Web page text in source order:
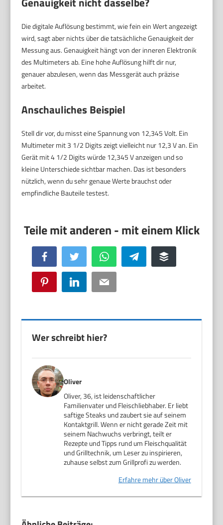
Die digitale Auflösung bestimmt, wie fein ein Wert angezeigt
wird, sagt aber nichts über die tatsächliche Genauigkeit der
Messung aus. Genauigkeit hängt von der inneren Elektronik
des Multimeters ab. Eine hohe Auflösung hilft dir nur,
genauer abzulesen, wenn das Messgerät auch präzise
arbeitet.
Anschauliches Beispiel
Stell dir vor, du misst eine Spannung von 12,345 Volt. Ein
Multimeter mit 3 1/2 Digits zeigt vielleicht nur 12,3 V an. Ein
Gerät mit 4 1/2 Digits würde 12,345 V anzeigen und so
kleine Unterschiede sichtbar machen. Das ist besonders
nützlich, wenn du sehr genaue Werte brauchst oder
empfindliche Bauteile testest.
Facebook Twitter WhatsApp Telegram Buffer
Pinterest LinkedIn Email
Wer schreibt hier?
Oliver
Oliver, 36, ist leidenschaftlicher
Familienvater und Fleischliebhaber. Er liebt
saftige Steaks und zaubert sie auf seinem
Kontaktgrill. Wenn er nicht gerade Zeit mit
seinem Nachwuchs verbringt, teilt er
Rezepte und Tipps rund um Fleischqualität
und Grilltechnik, um Leser zu inspirieren,
zuhause selbst zum Grillprofi zu werden.
Erfahre mehr über Oliver